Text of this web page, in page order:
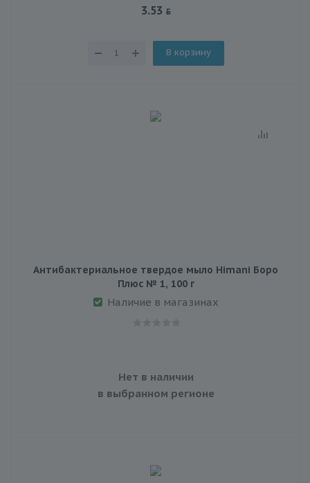
3.53
В корзину
Антибактериальное твердое мыло Himani Боро
Плюс № 1, 100 г
Наличие в магазинах
Нет в наличии
в выбранном регионе